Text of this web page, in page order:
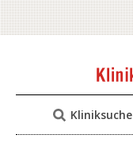
Kliniksuche